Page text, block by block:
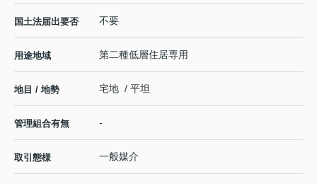
国土法届出要否 不要
用途地域 第二種低層住居専用
地目 / 地勢 宅地 / 平坦
管理組合有無 -
取引態様 一般媒介